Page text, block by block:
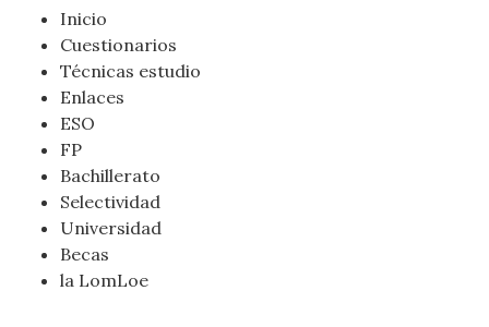
Inicio
Cuestionarios
Técnicas estudio
Enlaces
ESO
FP
Bachillerato
Selectividad
Universidad
Becas
la LomLoe